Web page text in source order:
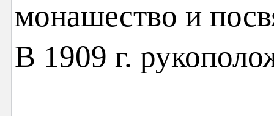
монашество и
В 1909 г.